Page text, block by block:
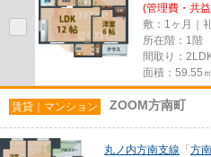
(管理費・共
敷：1ヶ月｜
所在階：1階
間取り：
面積：59.55㎡
賃貸｜マンション ZOOM方南町
丸ノ内方南支線 「 方